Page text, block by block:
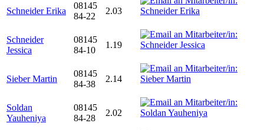
Schneider Erika
08145
84-22
2.03
Schneider
Jessica
08145
84-10
1.19
Sieber Martin
08145
84-38
2.14
Soldan
Yauheniya
08145
84-28
2.02